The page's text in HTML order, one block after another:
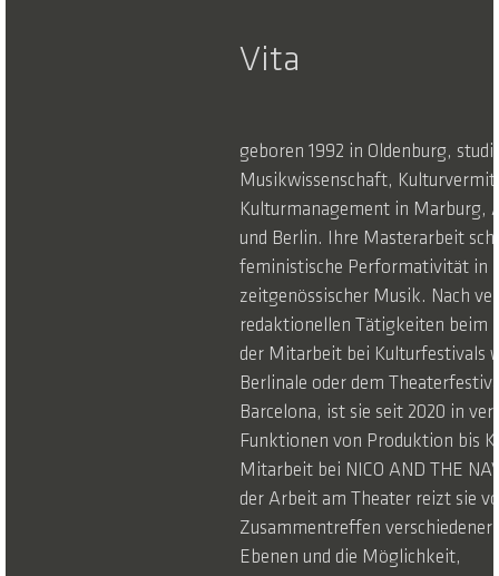
Vita
geboren 1992 in Oldenburg,
Musikwissenschaft,
Kulturmanagement in Marburg,
und Berlin. Ihre Masterarbeit
feministische Performativität in
zeitgenössischer Musik. Nach
redaktionellen Tätigkeiten beim
der Mitarbeit bei Kulturfestivals
Berlinale oder dem
Barcelona, ist sie seit 2020 in
Funktionen von Produktion bis
Mitarbeit bei NICO AND THE
der Arbeit am Theater reizt sie
Zusammentreffen verschiedener
Ebenen und die Möglichkeit,